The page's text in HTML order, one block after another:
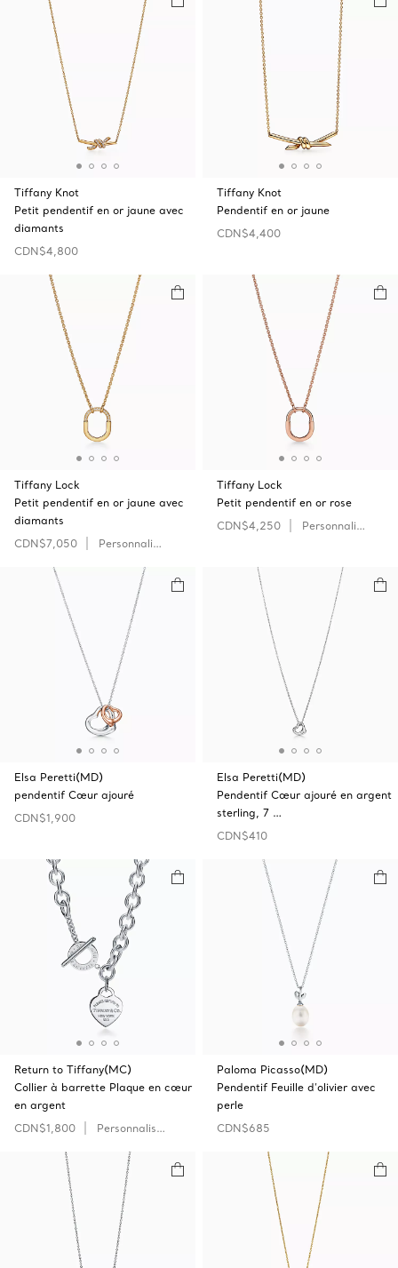
Tiffany Knot
Petit pendentif en or jaune avec
diamants
CDN$4,800
Tiffany Knot
Pendentif en or jaune
CDN$4,400
Tiffany Lock
Petit pendentif en or jaune avec
diamants
CDN$7,050
Personnaliser
Tiffany Lock
Petit pendentif en or rose
CDN$4,250
Personnaliser
Elsa Peretti(MD)
pendentif Cœur ajouré
CDN$1,900
Elsa Peretti(MD)
Pendentif Cœur ajouré en argent
sterling, 7 …
CDN$410
Return to Tiffany(MC)
Collier à barrette Plaque en cœur
en argent
CDN$1,800
Personnaliser
Paloma Picasso(MD)
Pendentif Feuille d’olivier avec
perle
CDN$685